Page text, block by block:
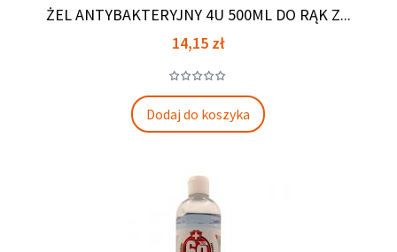
ŻEL ANTYBAKTERYJNY 4U 500ML DO RĄK Z...
Cena
14,15 zł
Dodaj do koszyka